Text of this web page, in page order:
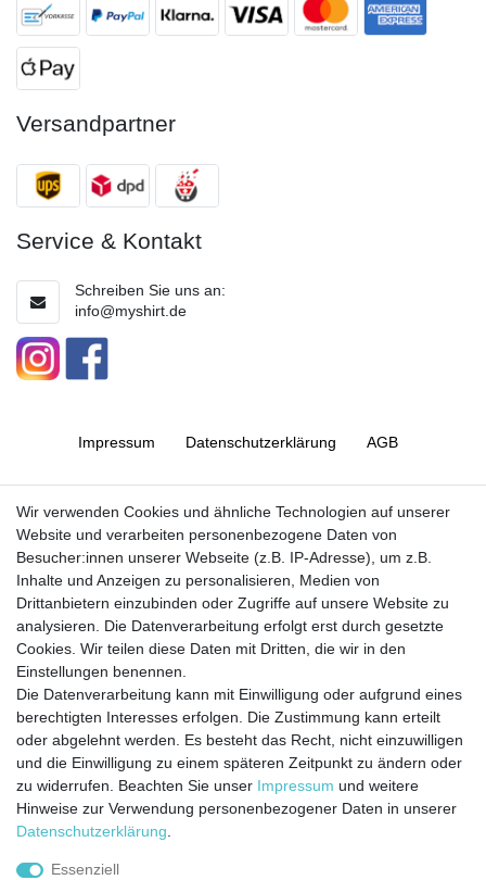
Versandpartner
Service & Kontakt
Schreiben Sie uns an:
info@myshirt.de
Impressum Daten­schutz­erklärung AGB
Barrierefreiheitserklärung Widerrufs­recht
Vertrag widerrufen Kontakt
Jetzt anmelden und auf dem Laufenden
bleiben!
Sie wollen keine Neuigkeiten verpassen?
Dann melden Sie sich noch heute zu unserem Newsletter an:
VORNAME
Wir verwenden Cookies und ähnliche Technologien auf unserer
Website und verarbeiten personenbezogene Daten von
Besucher:innen unserer Webseite (z.B. IP-Adresse), um z.B.
Inhalte und Anzeigen zu personalisieren, Medien von
Drittanbietern einzubinden oder Zugriffe auf unsere Website zu
analysieren. Die Datenverarbeitung erfolgt erst durch gesetzte
Cookies. Wir teilen diese Daten mit Dritten, die wir in den
Einstellungen benennen.
Die Datenverarbeitung kann mit Einwilligung oder aufgrund eines
berechtigten Interesses erfolgen. Die Zustimmung kann erteilt
oder abgelehnt werden. Es besteht das Recht, nicht einzuwilligen
und die Einwilligung zu einem späteren Zeitpunkt zu ändern oder
zu widerrufen. Beachten Sie unser Impressum und weitere
Hinweise zur Verwendung personenbezogener Daten in unserer
Daten­schutz­erklärung
Essenziell